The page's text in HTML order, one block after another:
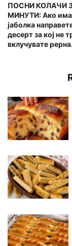
ПОСНИ КОЛАЧИ
МИНУТИ: Ако
јаболка
десерт за кој не
вклучувате